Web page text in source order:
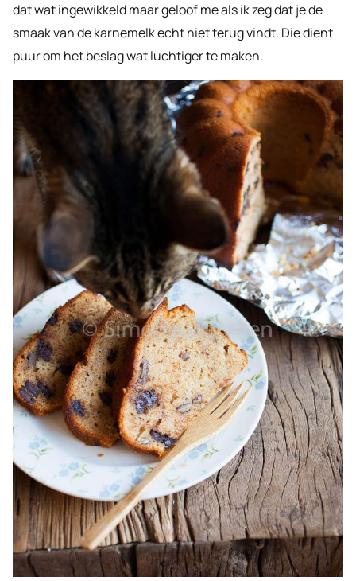
dat wat ingewikkeld maar geloof me als ik zeg dat je de
smaak van de karnemelk echt niet terug vindt. Die dient
puur om het beslag wat luchtiger te maken.